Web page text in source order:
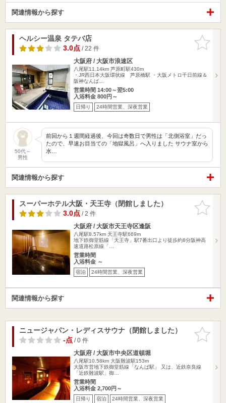
関連情報から探す
お気に入
りに追加
ヘルシー温泉 タテバ店
3.0点/ 22 件
大阪府 / 大阪市浪速区
八尾駅11.14km 芦原町駅430m
・JR西日本大阪環状線 芦原橋駅 ・大阪メトロ千日前線＆
阪神なんば…
営業時間 14:00～翌5:00
入浴料金 800円～
日帰り 24時間営業、深夜営業
50代～
男性
前回から１週間経過後、今回は奇数日で男性は「北側浴室」だっ
たので、早速お目当ての「地獄風呂」へ入りました サウナ室から
水…
関連情報から探す
お気に入
りに追加
スーパーホテル大阪・天王寺（閉館しました）
3.0点/ 2 件
大阪府 / 大阪市天王寺区逢阪
八尾駅8.57km 天王寺駅669m
地下鉄御堂筋線「天王寺」駅7番出口より徒歩約8分阪神高
速道路松原線「…
営業時間
入浴料金 ～
宿泊 24時間営業、深夜営業
関連情報から探す
お気に入
りに追加
ニュージャパン・レディスサウナ（閉館しました）
-点/ 0 件
大阪府 / 大阪市中央区道頓堀
八尾駅10.58km 大阪難波駅153m
大阪市営地下鉄御堂筋線「なんば駅」 又は、近鉄奈良線
「近鉄難波駅」御…
営業時間
入浴料金 2,700円～
日帰り 宿泊 24時間営業、深夜営業